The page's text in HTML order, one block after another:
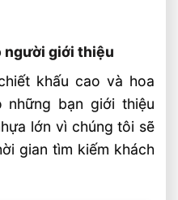
người giới thiệu
khấu cao và hoa
bạn giới thiệu
lớn vì chúng tôi sẽ
gian tìm kiếm khách